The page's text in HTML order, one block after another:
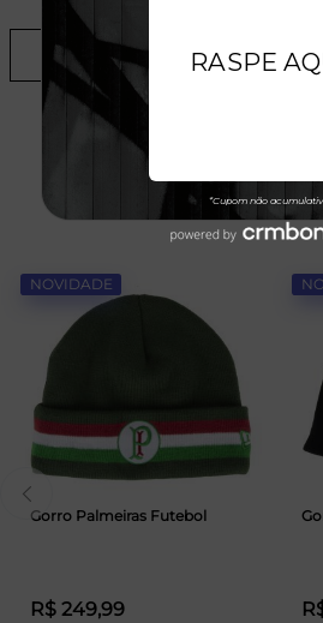
ADICIONAR A LISTA
TALVEZ VOCÊ
NOVIDADE
Gorro Palmeiras Futebol
R$ 249,99